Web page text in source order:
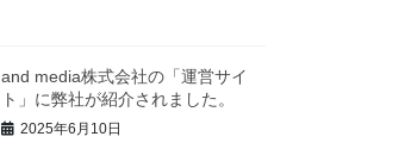
and media株式会社の「運営サイ
ト」に弊社が紹介されました。
2025年6月10日